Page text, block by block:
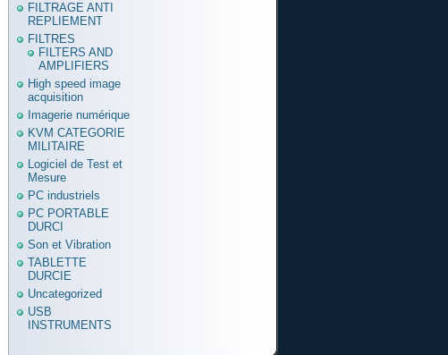
FILTRAGE ANTI
REPLIEMENT
FILTRES
FILTERS AND
AMPLIFIERS
High speed image
acquisition
Imagerie numérique
KVM CATEGORIE
MILITAIRE
Logiciel de Test et
Mesure
PC industriels
PC PORTABLE
DURCI
Son et Vibration
TABLETTE
DURCIE
Uncategorized
USB
INSTRUMENTS